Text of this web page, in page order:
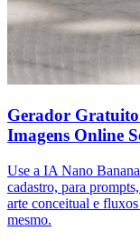
Gerador
Imagens Online
Use a IA Nano
cadastro, para
arte conceitual e
mesmo.